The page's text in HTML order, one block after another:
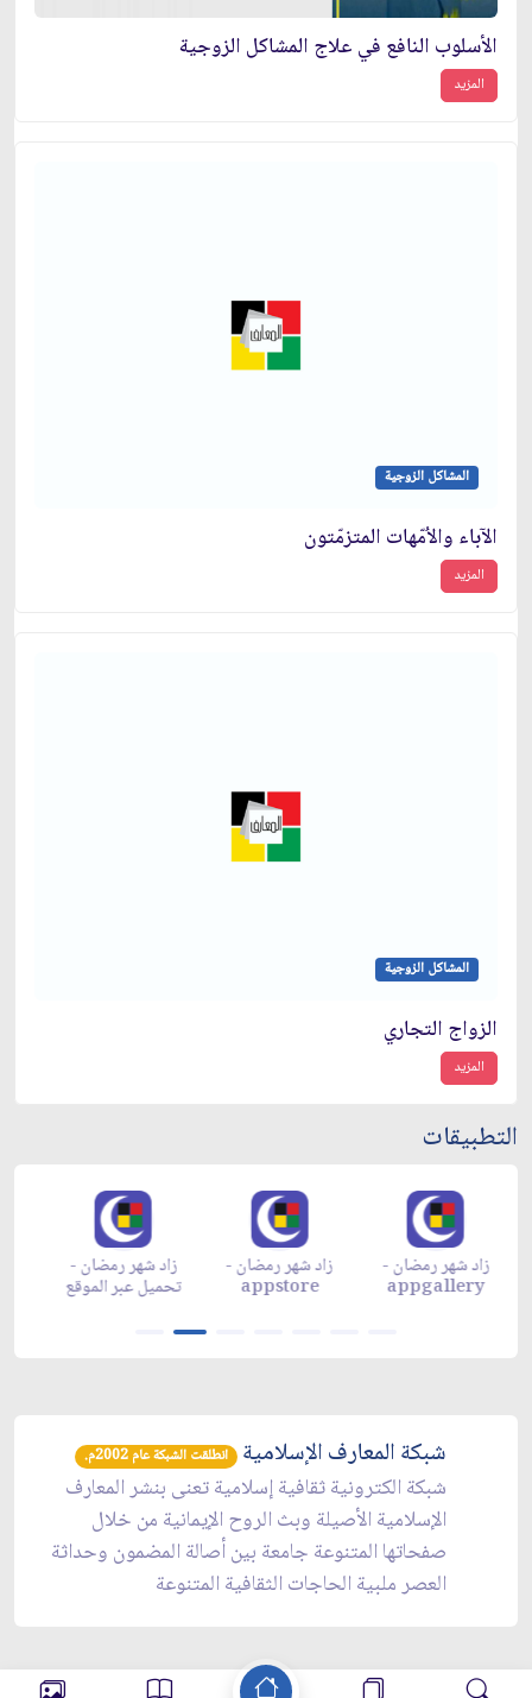
الأسلوب النافع في علاج المشاكل الزوجية
المزيد
المشاكل الزوجية
الآباء والاُمّهات المتزمّتون
المزيد
المشاكل الزوجية
الزواج التجاري
المزيد
التطبيقات
زاد شهر رمضان -
تحميل عبر الموقع
زاد شهر رمضان -
appstore
زاد شهر رمضان -
appgallery
شبكة المعارف الإسلامية انطلقت الشبكة عام 2002م.
شبكة الكترونية ثقافية إسلامية تعنى بنشر المعارف
الإسلامية الأصيلة وبث الروح الإيمانية من خلال
صفحاتها المتنوعة جامعة بين أصالة المضمون وحداثة
العصر ملبية الحاجات الثقافية المتنوعة